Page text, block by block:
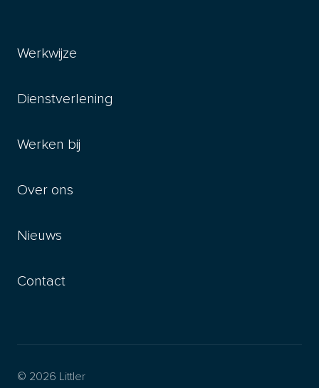
Werkwijze
Dienstverlening
Werken bij
Over ons
Nieuws
Contact
© 2026 Littler